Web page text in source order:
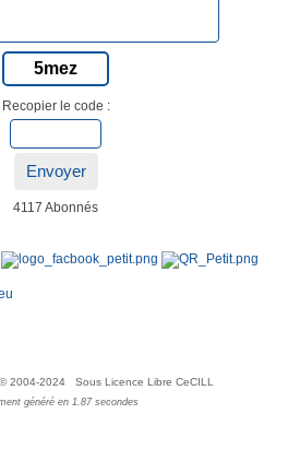
5mez
Recopier le code :
Envoyer
4117 Abonnés
© 2004-2024 Sous Licence Libre CeCILL
généré en 1.87 secondes